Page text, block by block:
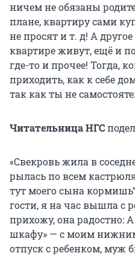
ничем не обязаны
плане, квартиру сами
не просят и т. д! А
квартире живут, ещё и
где-то и прочее! Тогда,
приходить, как к себе
так как ты не
Читательница НГС
«Свекровь жила в
рылась по всем
тут моего сына
гости, я на час вышла с
прихожу, она радостно: А
шкафу» — с моим
отпуск с ребенком, муж